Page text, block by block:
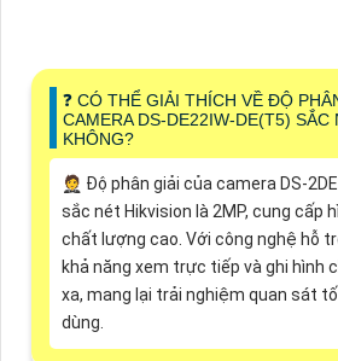
❓ CÓ THỂ GIẢI THÍCH VỀ ĐỘ
CAMERA DS-DE22IW-DE(T5) SẮC
KHÔNG?
🤵 Độ phân giải của camera DS-
sắc nét Hikvision là 2MP, cung cấp
chất lượng cao. Với công nghệ hỗ
khả năng xem trực tiếp và ghi hình
xa, mang lại trải nghiệm quan sát
dùng.